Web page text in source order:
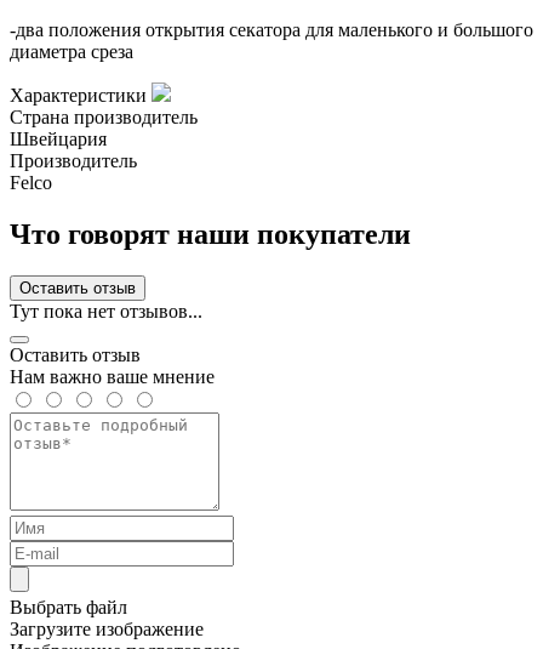
-два положения открытия секатора для маленького и большого
диаметра среза
Характеристики
Страна производитель
Швейцария
Производитель
Felco
Что говорят наши покупатели
Оставить отзыв
Тут пока нет отзывов...
Оставить отзыв
Нам важно ваше мнение
Выбрать файл
Загрузите изображение